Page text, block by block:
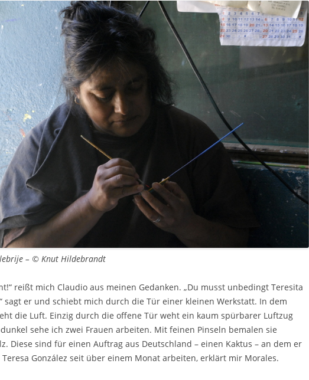
– © Knut Hildebrandt
reißt mich Claudio aus meinen Gedanken. „Du musst unbedingt Teresita
sagt er und schiebt mich durch die Tür einer kleinen Werkstatt. In dem
die Luft. Einzig durch die offene Tür weht ein kaum spürbarer Luftzug
sehe ich zwei Frauen arbeiten. Mit feinen Pinseln bemalen sie
Diese sind für einen Auftrag aus Deutschland – einen Kaktus – an dem er
González seit über einem Monat arbeiten, erklärt mir Morales.